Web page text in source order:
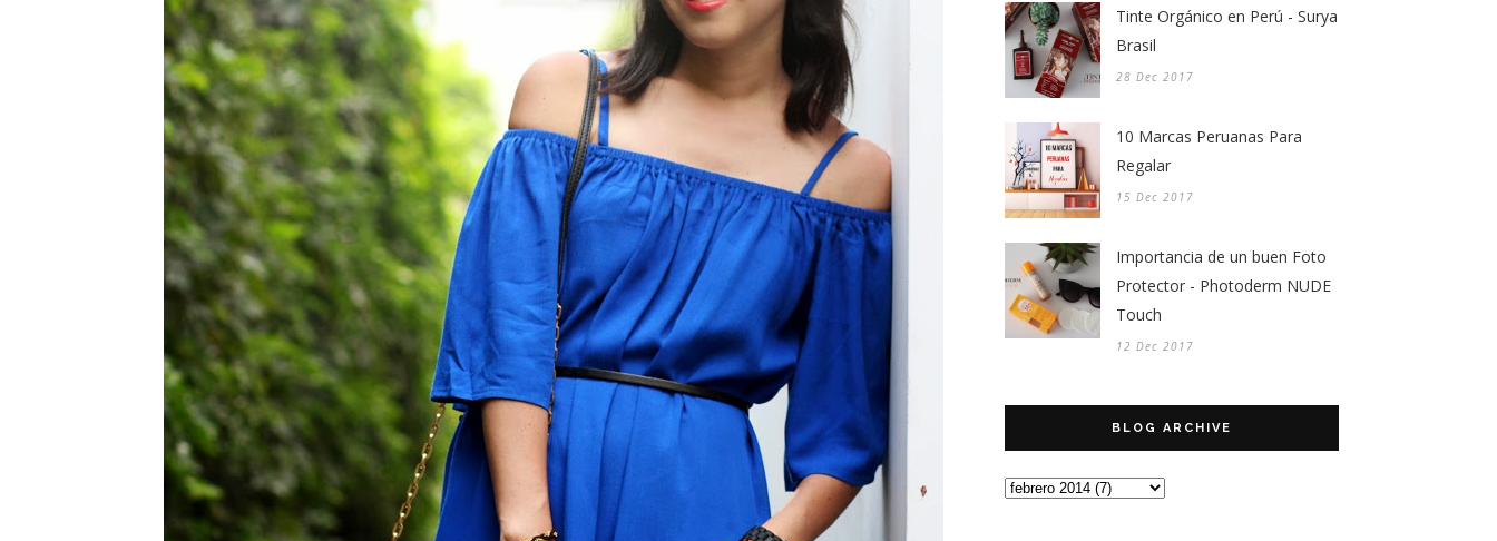
Tinte Orgánico en Perú - Surya
Brasil
28 Dec 2017
10 Marcas Peruanas Para
Regalar
15 Dec 2017
Importancia de un buen Foto
Protector - Photoderm NUDE
Touch
12 Dec 2017
BLOG ARCHIVE